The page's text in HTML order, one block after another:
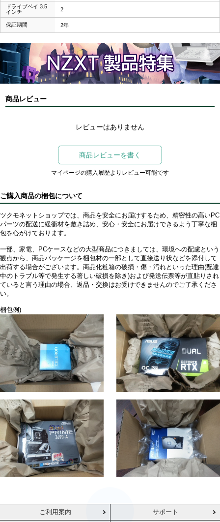
ドライブベイ 3.5
インチ
2
保証期間 2年
商品レビュー
レビューはありません
商品レビューを書く
マイページの購入履歴よりレビュー可能です
ご購入商品の梱包について
ツクモネットショップでは、商品を安全にお届けするため、精密性の高いPC
パーツの配送に緩衝材を敷き詰め、安心・安全にお届けできるよう丁寧な梱
包を心がけております。
一部、家電、PCケースなどの大型商品につきましては、環境への配慮という
観点から、商品パッケージを梱包材の一部として直接送り状などを添付して
出荷する場合がございます。商品化粧箱の破損・傷・汚れといった理由(配達
中のトラブル等で発生する著しい破損を除き)および発送伝票等が直貼りされ
ていると言う理由の場合、返品・交換はお受けできませんのでご了承くださ
い。
梱包例)
ご利用案内 サポート